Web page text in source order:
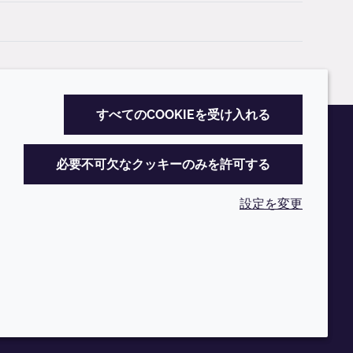
すべてのCOOKIEを受け入れる
必要不可欠なクッキーのみを許可する
設定を変更